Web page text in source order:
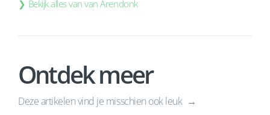
Bekijk alles van van Arendonk
Ontdek meer
Deze artikelen vind je misschien ook leuk